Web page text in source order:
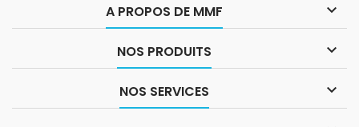
A PROPOS DE MMF 
NOS PRODUITS 
NOS SERVICES 